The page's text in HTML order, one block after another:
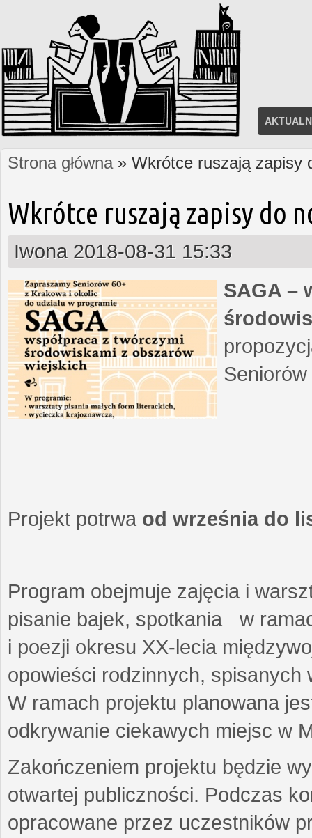
Jesteś tutaj
Strona główna» Wkrótce ruszają zapisy
Wkrótce ruszają zapisy do
Iwona 2018-08-31 15:33
SAGA –
Projekt potrwa od września do
Program obejmuje zajęcia i
pisanie bajek, spotkania w
i poezji okresu XX-lecia
opowieści rodzinnych,
W ramach projektu planowana
odkrywanie ciekawych miejsc w
Zakończeniem projektu będzie
otwartej publiczności. Podczas
opracowane przez uczestników